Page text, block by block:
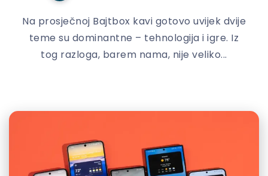
Na prosječnoj Bajtbox kavi gotovo uvijek dvije
teme su dominantne – tehnologija i igre. Iz
tog razloga, barem nama, nije veliko...